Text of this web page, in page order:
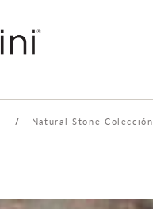
/ Natural Stone Colección